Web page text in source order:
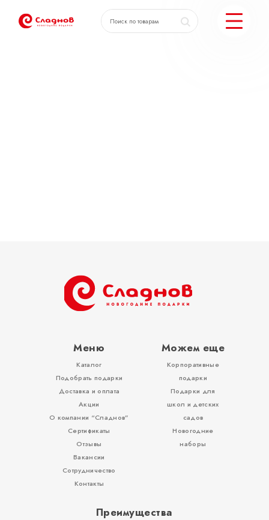
КОНТАКТЫ
Меню
Каталог
Подобрать подарки
Доставка и оплата
Акции
О компании “Сладнов”
Сертификаты
Отзывы
Вакансии
Сотрудничество
Контакты
Можем еще
Корпоративные
подарки
Подарки для
школ и детских
садов
Новогодние
наборы
Преимущества